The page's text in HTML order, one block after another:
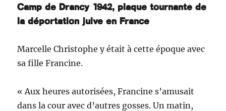
Camp de Drancy 1942, plaque tournante de
la déportation juive en France
Marcelle Christophe y était à cette époque avec
sa fille Francine.
« Aux heures autorisées, Francine s’amusait
dans la cour avec d’autres gosses. Un matin,